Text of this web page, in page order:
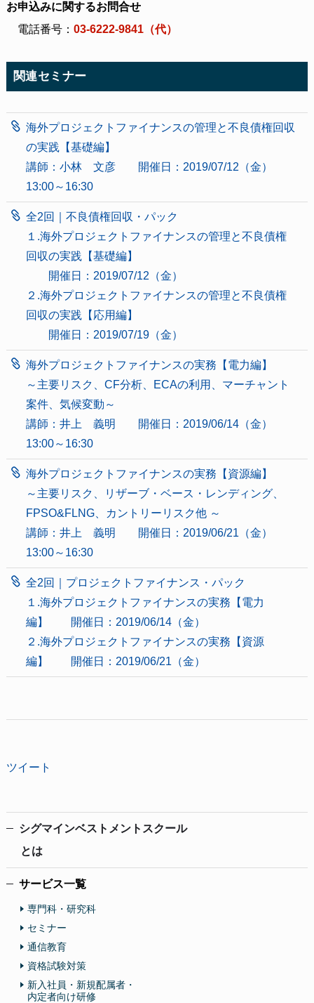
お申込みに関するお問合せ
電話番号： 03-6222-9841（代）
関連セミナー
海外プロジェクトファイナンスの管理と不良債権回収
の実践【基礎編】
講師：小林 文彦 開催日：2019/07/12（金）
13:00～16:30
全2回｜不良債権回収・パック
１.海外プロジェクトファイナンスの管理と不良債権
回収の実践【基礎編】
開催日：2019/07/12（金）
２.海外プロジェクトファイナンスの管理と不良債権
回収の実践【応用編】
開催日：2019/07/19（金）
海外プロジェクトファイナンスの実務【電力編】
～主要リスク、CF分析、ECAの利用、マーチャント
案件、気候変動～
講師：井上 義明 開催日：2019/06/14（金）
13:00～16:30
海外プロジェクトファイナンスの実務【資源編】
～主要リスク、リザーブ・ベース・レンディング、
FPSO&FLNG、カントリーリスク他 ～
講師：井上 義明 開催日：2019/06/21（金）
13:00～16:30
全2回｜プロジェクトファイナンス・パック
１.海外プロジェクトファイナンスの実務【電力
編】 開催日：2019/06/14（金）
２.海外プロジェクトファイナンスの実務【資源
編】 開催日：2019/06/21（金）
ツイート
シグマインベストメントスクール
とは
サービス一覧
専門科・研究科
セミナー
通信教育
資格試験対策
新入社員・新規配属者・
内定者向け研修